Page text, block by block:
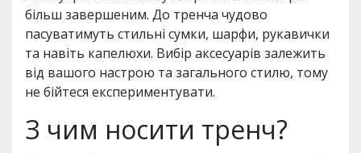
більш завершеним. До тренча чудово
пасуватимуть стильні сумки, шарфи, рукавички
та навіть капелюхи. Вибір аксесуарів залежить
від вашого настрою та загального стилю, тому
не бійтеся експериментувати.
З чим носити тренч?